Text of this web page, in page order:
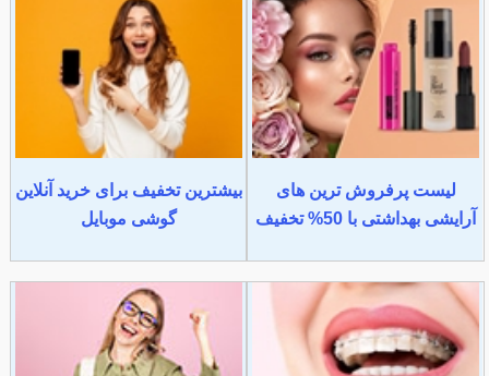
لیست پرفروش ترین های
آرایشی بهداشتی با 50% تخفیف
بیشترین تخفیف برای خرید آنلاین
گوشی موبایل